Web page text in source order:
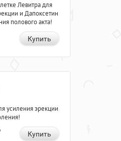
Левитра для
и Дапоксетин
полового акта!
Купить
усиления эрекции
Купить